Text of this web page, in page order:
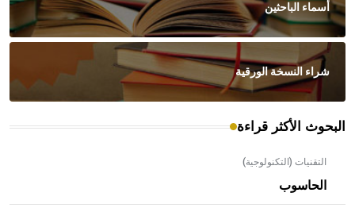
أسماء الباحثين
شراء النسخة الورقية
البحوث الأكثر قراءة
التقنيات (التكنولوجية)
الحاسوب